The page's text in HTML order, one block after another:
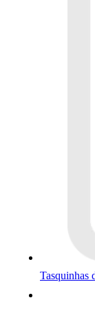
Tasquinhas